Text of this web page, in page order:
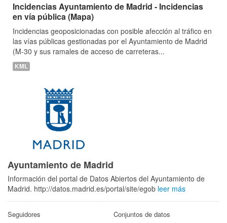
Incidencias Ayuntamiento de Madrid - Incidencias
en vía pública (Mapa)
Incidencias geoposicionadas con posible afección al tráfico en
las vías públicas gestionadas por el Ayuntamiento de Madrid
(M-30 y sus ramales de acceso de carreteras...
KML
Ayuntamiento de Madrid
Información del portal de Datos Abiertos del Ayuntamiento de
Madrid. http://datos.madrid.es/portal/site/egob leer más
Seguidores Conjuntos de datos